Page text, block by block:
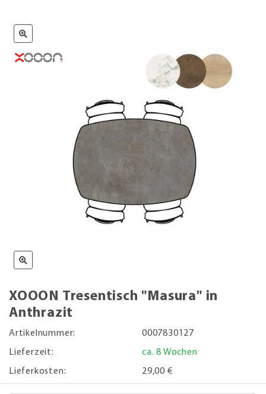
XOOON Tresentisch "Masura" in
Anthrazit
Artikelnummer:
0007830127
Lieferzeit:
ca. 8 Wochen
Lieferkosten:
29,00 €